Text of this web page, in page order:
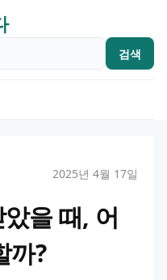
검색
2025년 4월 17일
을 때, 어
까?